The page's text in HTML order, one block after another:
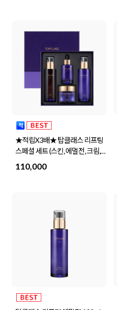
★적립X3배★ 탑클래스 리프팅
스페셜 세트 (스킨, 에멀전, 크림,
110,000